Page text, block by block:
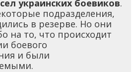
украинских боевиков.
подразделения,
в резерве. Но они
на то, что происходит
боевого
и были